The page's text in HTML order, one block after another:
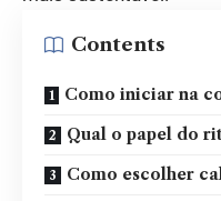
Contents
Como iniciar na
Qual o papel do
Como escolher